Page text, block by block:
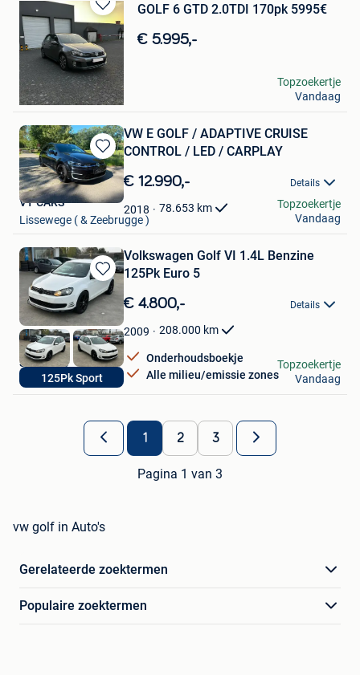
Bewaren
in
Mijn
Favorieten
GOLF 6 GTD 2.0TDI 170pk 5995€
€ 5.995,-
vvb
Nieuwerkerken
Topzoekertje
Vandaag
Bewaren
in
Mijn
Favorieten
VW E GOLF / ADAPTIVE CRUISE
CONTROL / LED / CARPLAY
€ 12.990,- Details
2018 78.653 km
VT CARS
Lissewege ( & Zeebrugge )
Topzoekertje
Vandaag
Bewaren
in
Mijn
Favorieten
125Pk Sport
Volkswagen Golf VI 1.4L Benzine
125Pk Euro 5
€ 4.800,- Details
2009 208.000 km
Onderhoudsboekje
Alle milieu/emissie zones
S&M Cars
Moorslede
Topzoekertje
Vandaag
1 2 3
Pagina 1 van 3
vw golf in Auto's
Gerelateerde zoektermen
Populaire zoektermen